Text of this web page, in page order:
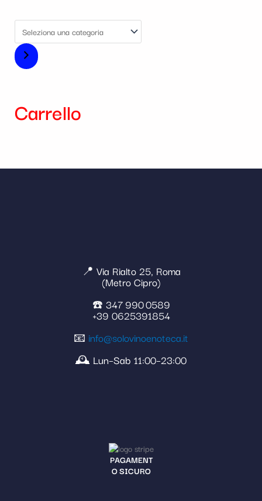
Carrello
📍 Via Rialto 25, Roma
(Metro Cipro)
☎️ 347 990 0589
+39 0625391854
📧 info@solovinoenoteca.it
🕰️ Lun–Sab 11:00–23:00
PAGAMENT
O SICURO